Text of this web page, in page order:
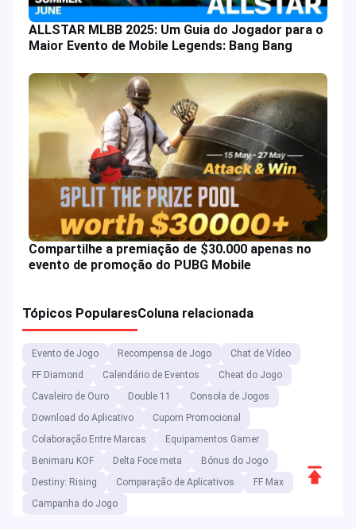
ALLSTAR MLBB 2025: Um Guia do Jogador para o
Maior Evento de Mobile Legends: Bang Bang
Compartilhe a premiação de $30.000 apenas no
evento de promoção do PUBG Mobile
Tópicos PopularesColuna relacionada
Evento de Jogo Recompensa de Jogo
Chat de Vídeo
FF Diamond
Calendário de Eventos
Cheat do Jogo
Cavaleiro de Ouro
Double 11
Consola de Jogos
Download do Aplicativo
Cupom Promocional
Colaboração Entre Marcas
Equipamentos Gamer
Benimaru KOF
Delta Foce meta
Bónus do Jogo
Destiny: Rising
Comparação de Aplicativos
FF Max
Campanha do Jogo
Rolar